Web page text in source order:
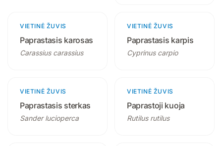
2 produktai
VIETINĖ ŽUVIS
Paprastasis karosas
Carassius carassius
3 produktai
VIETINĖ ŽUVIS
Paprastasis karpis
Cyprinus carpio
2 produktai
VIETINĖ ŽUVIS
Paprastasis sterkas
Sander lucioperca
2 produktai
VIETINĖ ŽUVIS
Paprastoji kuoja
Rutilus rutilus